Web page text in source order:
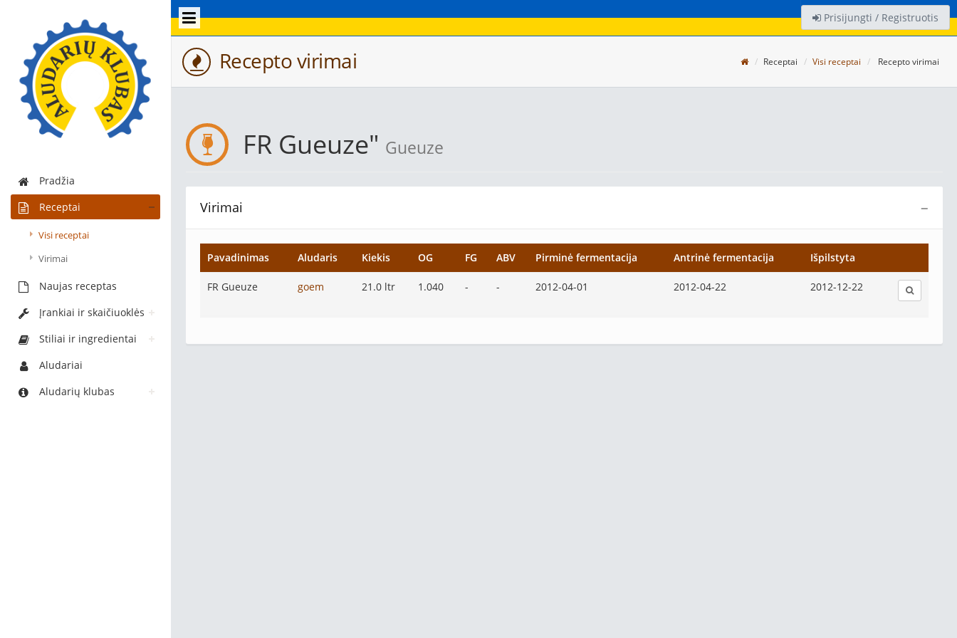
Pradžia
Receptai
Visi receptai
Virimai
Naujas receptas
Įrankiai ir skaičiuoklės
Stiliai ir ingredientai
Aludariai
Aludarių klubas
Prisijungti / Registruotis
Recepto virimai Receptai Visi receptai Recepto virimai
FR Gueuze" Gueuze
−
Virimai
Pavadinimas Aludaris Kiekis OG FG ABV Pirminė fermentacija Antrinė fermentacija Išpilstyta
FR Gueuze goem 21.0 ltr 1.040 - - 2012-04-01 2012-04-22 2012-12-22